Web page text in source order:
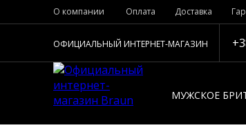
О компании Оплата Доставка
ОФИЦИАЛЬНЫЙ ИНТЕРНЕТ-МАГАЗИН
МУЖСКОЕ